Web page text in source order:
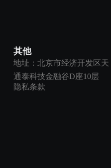
其他
地址：北京市经济开发区天
通泰科技金融谷D座10层
隐私条款